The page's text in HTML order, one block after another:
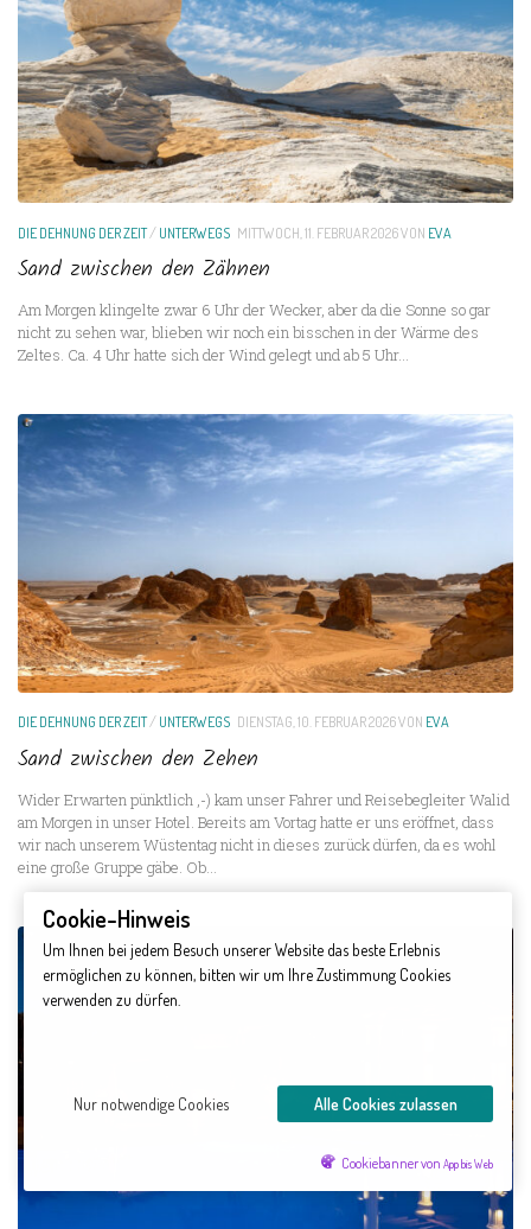
DIE DEHNUNG DER ZEIT/UNTERWEGS MITTWOCH, 11. FEBRUAR 2026VON EVA
Sand zwischen den Zähnen
Am Morgen klingelte zwar 6 Uhr der Wecker, aber da die Sonne so gar
nicht zu sehen war, blieben wir noch ein bisschen in der Wärme des
Zeltes. Ca. 4 Uhr hatte sich der Wind gelegt und ab 5 Uhr...
DIE DEHNUNG DER ZEIT/UNTERWEGS DIENSTAG, 10. FEBRUAR 2026VON EVA
Sand zwischen den Zehen
Wider Erwarten pünktlich ,-) kam unser Fahrer und Reisebegleiter Walid
am Morgen in unser Hotel. Bereits am Vortag hatte er uns eröffnet, dass
wir nach unserem Wüstentag nicht in dieses zurück dürfen, da es wohl
eine große Gruppe gäbe. Ob...
Cookie-Hinweis
Um Ihnen bei jedem Besuch unserer Website das beste Erlebnis
ermöglichen zu können, bitten wir um Ihre Zustimmung Cookies
verwenden zu dürfen.
Nur notwendige Cookies Alle Cookies zulassen
Cookiebanner von App bis Web